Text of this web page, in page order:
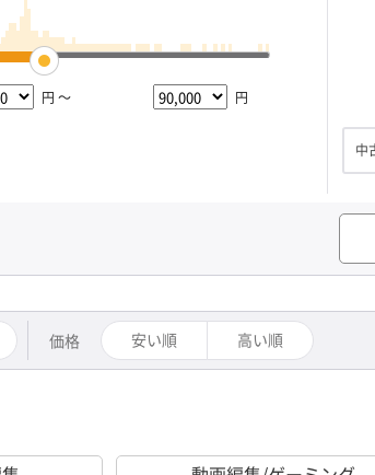
円 ～ 円
中
価格 安い順 高い順